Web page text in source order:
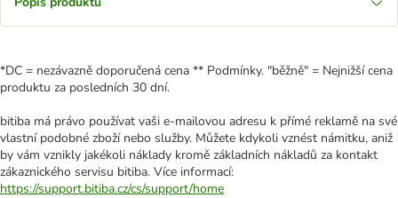
*DC = nezávazně doporučená cena ** Podmínky. "běžně" = Nejnižší cena
produktu za posledních 30 dní.
bitiba má právo používat vaši e-mailovou adresu k přímé reklamě na své
vlastní podobné zboží nebo služby. Můžete kdykoli vznést námitku, aniž
by vám vznikly jakékoli náklady kromě základních nákladů za kontakt
zákaznického servisu bitiba. Více informací:
https://support.bitiba.cz/cs/support/home